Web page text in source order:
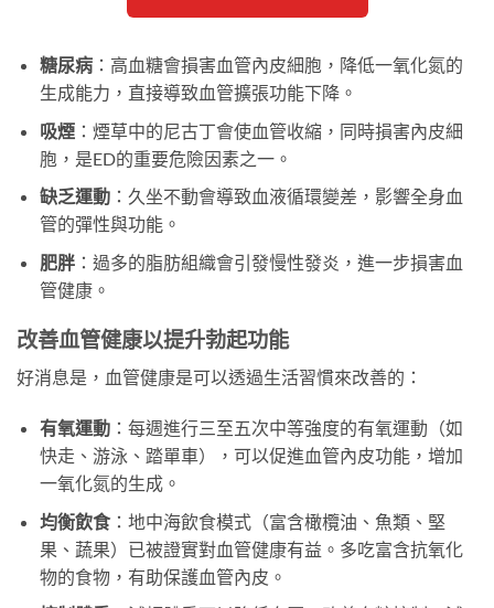
糖尿病：高血糖會損害血管內皮細胞，降低一氧化氮的
生成能力，直接導致血管擴張功能下降。
吸煙：煙草中的尼古丁會使血管收縮，同時損害內皮細
胞，是ED的重要危險因素之一。
缺乏運動：久坐不動會導致血液循環變差，影響全身血
管的彈性與功能。
肥胖：過多的脂肪組織會引發慢性發炎，進一步損害血
管健康。
改善血管健康以提升勃起功能
好消息是，血管健康是可以透過生活習慣來改善的：
有氧運動：每週進行三至五次中等強度的有氧運動（如
快走、游泳、踏單車），可以促進血管內皮功能，增加
一氧化氮的生成。
均衡飲食：地中海飲食模式（富含橄欖油、魚類、堅
果、蔬果）已被證實對血管健康有益。多吃富含抗氧化
物的食物，有助保護血管內皮。